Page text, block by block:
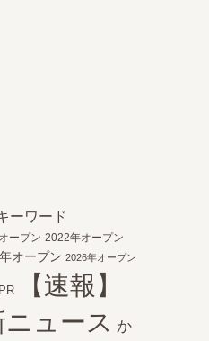
ーワード
ープン 2022年オープン
オープン 2026年オープン
PR
【速報】
ュース か